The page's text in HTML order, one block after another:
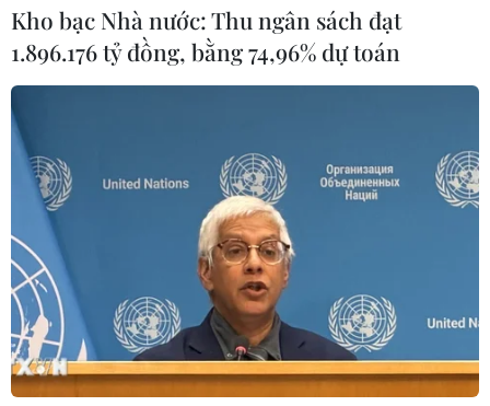
Kho bạc Nhà nước: Thu ngân sách đạt
1.896.176 tỷ đồng, bằng 74,96% dự toán